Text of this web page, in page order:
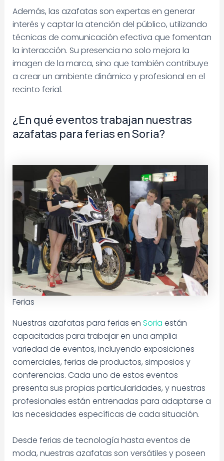
Además, las azafatas son expertas en generar
interés y captar la atención del público, utilizando
técnicas de comunicación efectiva que fomentan
la interacción. Su presencia no solo mejora la
imagen de la marca, sino que también contribuye
a crear un ambiente dinámico y profesional en el
recinto ferial.
¿En qué eventos trabajan nuestras
azafatas para ferias en Soria?
Ferias
Nuestras azafatas para ferias en Soria están
capacitadas para trabajar en una amplia
variedad de eventos, incluyendo exposiciones
comerciales, ferias de productos, simposios y
conferencias. Cada uno de estos eventos
presenta sus propias particularidades, y nuestras
profesionales están entrenadas para adaptarse a
las necesidades específicas de cada situación.
Desde ferias de tecnología hasta eventos de
moda, nuestras azafatas son versátiles y poseen